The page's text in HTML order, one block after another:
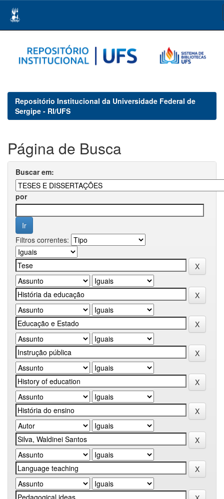
navigation
Repositório Institucional da Universidade Federal de
Sergipe - RI/UFS
Página de Busca
Buscar em:
por
Filtros correntes: